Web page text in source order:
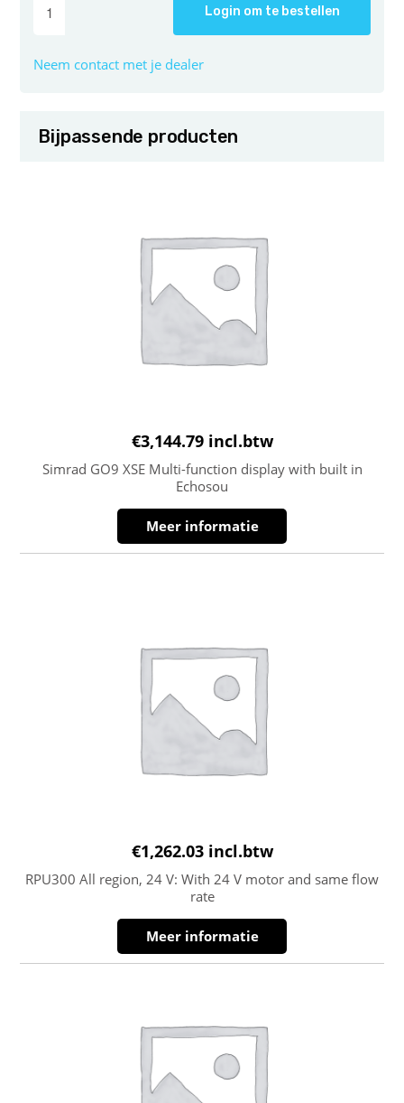
Login om te bestellen
Neem contact met je dealer
Bijpassende producten
€3,144.79 incl.btw
Simrad GO9 XSE Multi-function display with built in
Echosou
Meer informatie
€1,262.03 incl.btw
RPU300 All region, 24 V: With 24 V motor and same flow
rate
Meer informatie